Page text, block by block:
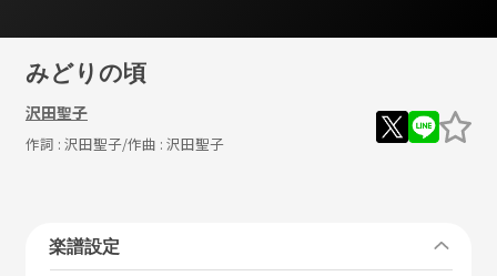
みどりの頃
沢田聖子
作詞 : 沢田聖子/作曲 : 沢田聖子
楽譜設定